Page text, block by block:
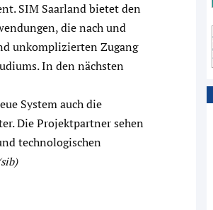
SIM Saarland bietet den
die nach und
unkomplizierten Zugang
In den nächsten
System auch die
Die Projektpartner sehen
technologischen